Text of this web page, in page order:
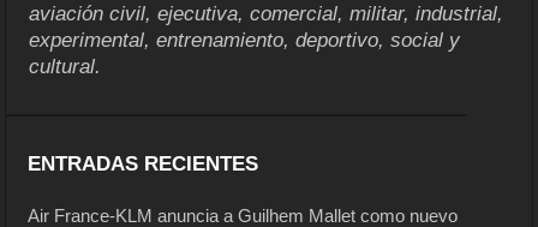
aviación civil, ejecutiva, comercial, militar, industrial,
experimental, entrenamiento, deportivo, social y
cultural.
ENTRADAS RECIENTES
Air France-KLM anuncia a Guilhem Mallet como nuevo